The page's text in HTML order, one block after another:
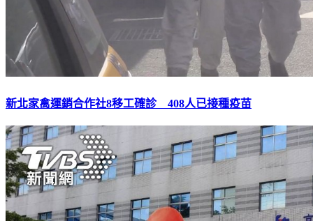
新北家禽運銷合作社8移工確診 408人已接種疫苗